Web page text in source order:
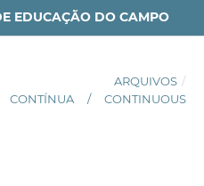
EDUCAÇÃO DO CAMPO
ARQUIVOS /
/ CONTINUOUS